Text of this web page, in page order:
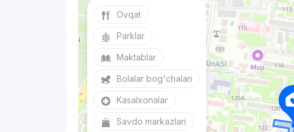
Ovqat
Parklar
Maktablar
Bolalar bog'chalari
Kasalxonalar
Savdo markazlari